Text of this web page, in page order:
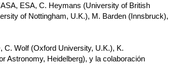
ESA, C. Heymans (University of British
of Nottingham, U.K.), M. Barden (Innsbruck),
C. Wolf (Oxford University, U.K.), K.
Astronomy, Heidelberg), y la colaboración